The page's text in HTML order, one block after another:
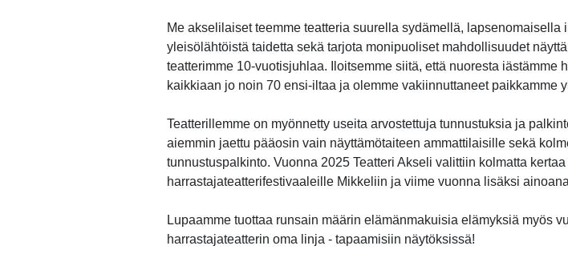
Me akselilaiset teemme teatteria suurella sydämellä,
yleisölähtöistä taidetta sekä tarjota monipuoliset mahdollisuudet
teatterimme 10-vuotisjuhlaa. Iloitsemme siitä, että nuoresta iästämme
kaikkiaan jo noin 70 ensi-iltaa ja olemme vakiinnuttaneet paikkamme
Teatterillemme on myönnetty useita arvostettuja tunnustuksia ja
aiemmin jaettu pääosin vain näyttämötaiteen ammattilaisille sekä
tunnustuspalkinto. Vuonna 2025 Teatteri Akseli valittiin kolmatta
harrastajateatterifestivaaleille Mikkeliin ja viime vuonna lisäksi
Lupaamme tuottaa runsain määrin elämänmakuisia elämyksiä myös
harrastajateatterin oma linja - tapaamisiin näytöksissä!